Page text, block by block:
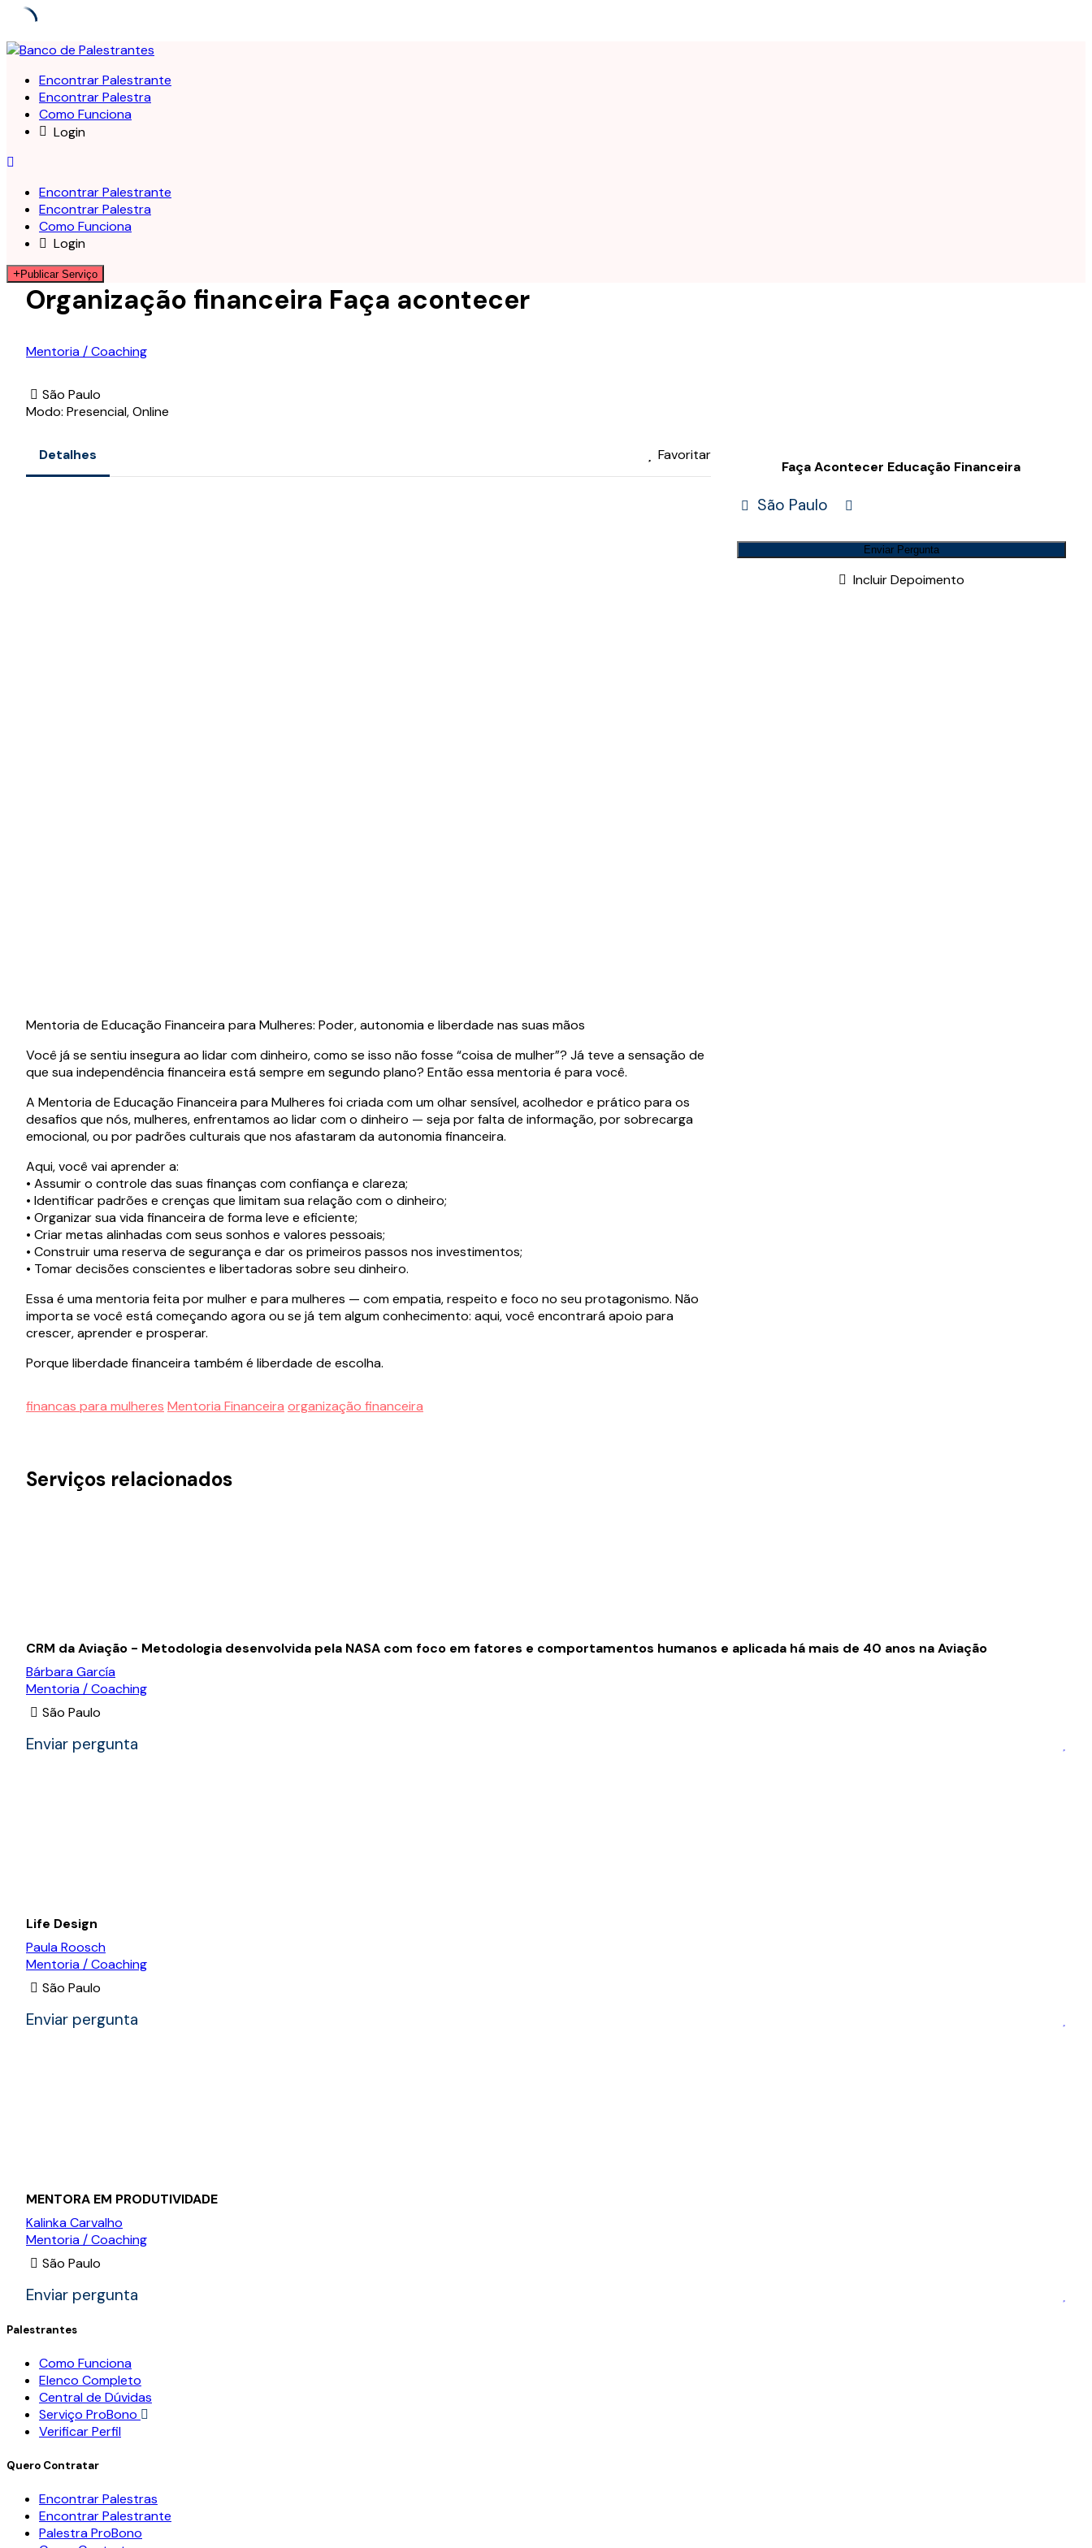
Skip
contentEncontrar Palestrante
Encontrar Palestra
Como Funciona
Login
Encontrar Palestrante
Encontrar Palestra
Como Funciona
Login
Publicar Serviço
Organização financeira Faça acontecer
Mentoria / Coaching
São Paulo
Modo: Presencial, Online
Detalhes Favoritar
Mentoria de Educação Financeira para Mulheres: Poder, autonomia e liberdade nas suas mãos
Você já se sentiu insegura ao lidar com dinheiro, como se isso não fosse “coisa de mulher”? Já teve a sensação de
que sua independência financeira está sempre em segundo plano? Então essa mentoria é para você.
A Mentoria de Educação Financeira para Mulheres foi criada com um olhar sensível, acolhedor e prático para os
desafios que nós, mulheres, enfrentamos ao lidar com o dinheiro — seja por falta de informação, por sobrecarga
emocional, ou por padrões culturais que nos afastaram da autonomia financeira.
Aqui, você vai aprender a:
• Assumir o controle das suas finanças com confiança e clareza;
• Identificar padrões e crenças que limitam sua relação com o dinheiro;
• Organizar sua vida financeira de forma leve e eficiente;
• Criar metas alinhadas com seus sonhos e valores pessoais;
• Construir uma reserva de segurança e dar os primeiros passos nos investimentos;
• Tomar decisões conscientes e libertadoras sobre seu dinheiro.
Essa é uma mentoria feita por mulher e para mulheres — com empatia, respeito e foco no seu protagonismo. Não
importa se você está começando agora ou se já tem algum conhecimento: aqui, você encontrará apoio para
crescer, aprender e prosperar.
Porque liberdade financeira também é liberdade de escolha.
financas para mulheres Mentoria Financeira organização financeira
Faça Acontecer Educação Financeira
São Paulo
Enviar Pergunta
Incluir Depoimento
Serviços relacionados
CRM da Aviação - Metodologia desenvolvida pela NASA com foco em fatores e comportamentos humanos e aplicada há mais de 40 anos na Aviação
Bárbara García
Mentoria / Coaching
São Paulo
Enviar pergunta
Life Design
Paula Roosch
Mentoria / Coaching
São Paulo
Enviar pergunta
MENTORA EM PRODUTIVIDADE
Kalinka Carvalho
Mentoria / Coaching
São Paulo
Enviar pergunta
Palestrantes
Como Funciona
Elenco Completo
Central de Dúvidas
Serviço ProBono
Verificar Perfil
Quero Contratar
Encontrar Palestras
Encontrar Palestrante
Palestra ProBono